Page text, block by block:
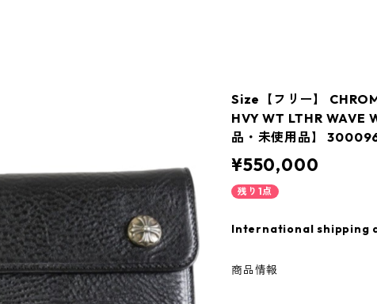
Size【フリー】
HVY WT LTHR WAVE
品・未使用品】
¥550,000
残り1点
International shipping
商品情報